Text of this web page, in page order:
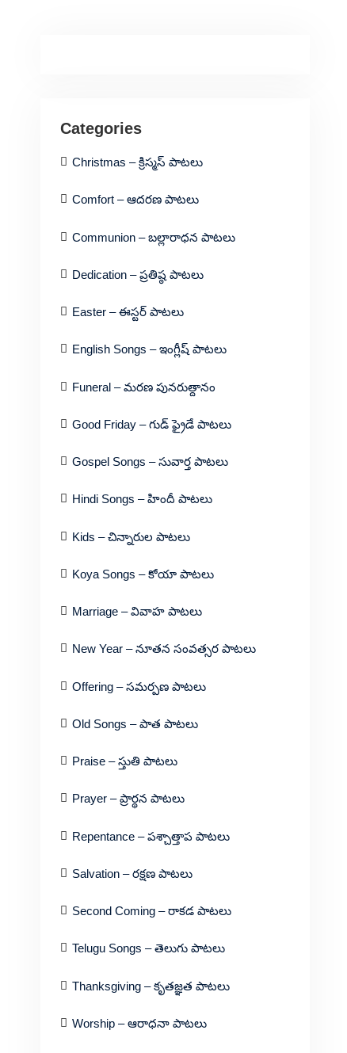
Categories
Christmas – క్రిస్మస్ పాటలు
Comfort – ఆదరణ పాటలు
Communion – బల్లారాధన పాటలు
Dedication – ప్రతిష్ఠ పాటలు
Easter – ఈస్టర్ పాటలు
English Songs – ఇంగ్లీష్ పాటలు
Funeral – మరణ పునరుత్దానం
Good Friday – గుడ్ ఫ్రైడే పాటలు
Gospel Songs – సువార్త పాటలు
Hindi Songs – హిందీ పాటలు
Kids – చిన్నారుల పాటలు
Koya Songs – కోయా పాటలు
Marriage – వివాహ పాటలు
New Year – నూతన సంవత్సర పాటలు
Offering – సమర్పణ పాటలు
Old Songs – పాత పాటలు
Praise – స్తుతి పాటలు
Prayer – ప్రార్థన పాటలు
Repentance – పశ్చాత్తాప పాటలు
Salvation – రక్షణ పాటలు
Second Coming – రాకడ పాటలు
Telugu Songs – తెలుగు పాటలు
Thanksgiving – కృతజ్ఞత పాటలు
Worship – ఆరాధనా పాటలు